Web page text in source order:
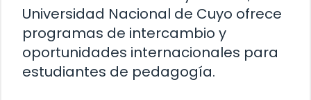
Universidad Nacional de Cuyo ofrece
programas de intercambio y
oportunidades internacionales para
estudiantes de pedagogía.